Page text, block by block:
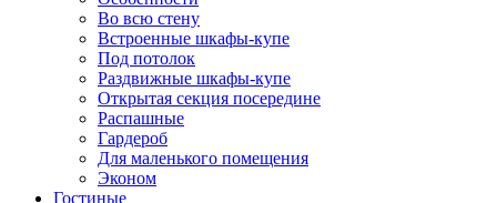
Во всю стену
Встроенные шкафы-купе
Под потолок
Раздвижные шкафы-купе
Открытая секция посередине
Распашные
Гардероб
Для маленького помещения
Эконом
Гостиные